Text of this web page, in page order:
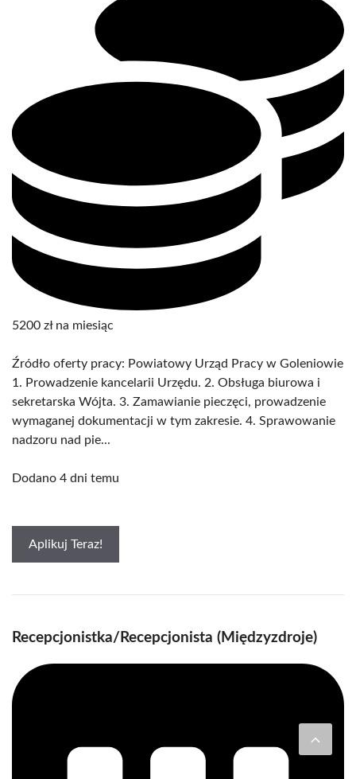
5200 zł na miesiąc
Źródło oferty pracy: Powiatowy Urząd Pracy w Goleniowie
1. Prowadzenie kancelarii Urzędu. 2. Obsługa biurowa i
sekretarska Wójta. 3. Zamawianie pieczęci, prowadzenie
wymaganej dokumentacji w tym zakresie. 4. Sprawowanie
nadzoru nad pie...
Dodano 4 dni temu
Aplikuj Teraz!
Recepcjonistka/Recepcjonista (Międzyzdroje)